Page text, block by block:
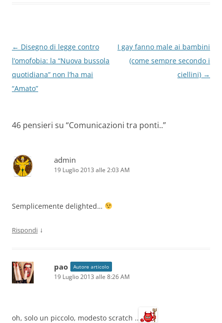
Navigazione
articolo
← Disegno di legge contro
l’omofobia: la “Nuova bussola
quotidiana” non l’ha mai
“Amato”
I gay fanno male ai bambini
(come sempre secondo i
ciellini) →
46 pensieri su “Comunicazioni tra ponti..”
admin
19 Luglio 2013 alle 2:03 AM
Semplicemente delighted…
Rispondi ↓
pao Autore articolo
19 Luglio 2013 alle 8:26 AM
oh, solo un piccolo, modesto scratch ..